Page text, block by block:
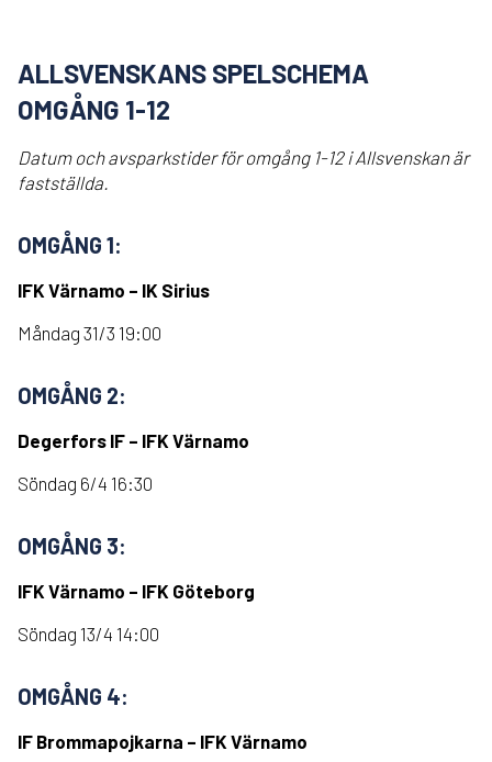
ALLSVENSKANS SPELSCHEMA
OMGÅNG 1-12
Datum och avsparkstider för omgång 1-12 i Allsvenskan är
fastställda.
OMGÅNG 1:
IFK Värnamo – IK Sirius
Måndag 31/3 19:00
OMGÅNG 2:
Degerfors IF – IFK Värnamo
Söndag 6/4 16:30
OMGÅNG 3:
IFK Värnamo – IFK Göteborg
Söndag 13/4 14:00
OMGÅNG 4:
IF Brommapojkarna – IFK Värnamo